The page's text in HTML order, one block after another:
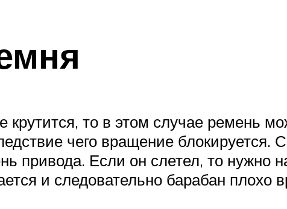
крутится, то в этом случае ремень
чего вращение блокируется.
привода. Если он слетел, то нужно
и следовательно барабан